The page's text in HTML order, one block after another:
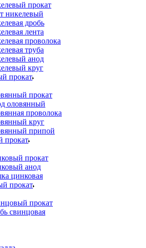
прокат
никелевый
дробь
лента
проволока
труба
анод
круг
прокат
прокат
оловянный
проволока
круг
припой
прокат
прокат
анод
цинковая
прокат
прокат
свинцовая